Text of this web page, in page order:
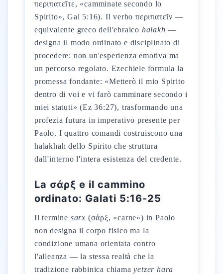
περιπατεῖτε, «camminate secondo lo
Spirito», Gal 5:16). Il verbo περιπατεῖν —
equivalente greco dell'ebraico halakh —
designa il modo ordinato e disciplinato di
procedere: non un'esperienza emotiva ma
un percorso regolato. Ezechiele formula la
promessa fondante: «Metterò il mio Spirito
dentro di voi e vi farò camminare secondo i
miei statuti» (Ez 36:27), trasformando una
profezia futura in imperativo presente per
Paolo. I quattro comandi costruiscono una
halakhah dello Spirito che struttura
dall'interno l'intera esistenza del credente.
La σάρξ e il cammino
ordinato: Galati 5:16-25
Il termine sarx (σάρξ, «carne») in Paolo
non designa il corpo fisico ma la
condizione umana orientata contro
l'alleanza — la stessa realtà che la
tradizione rabbinica chiamayetzer hara